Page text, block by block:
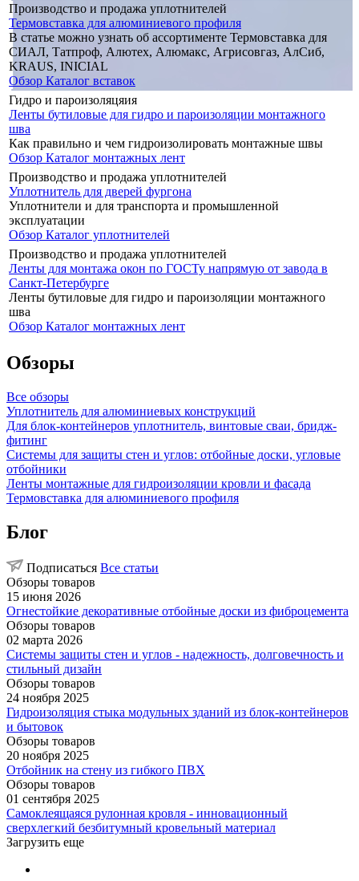
Производство и продажа уплотнителей
Термовставка для алюминиевого профиля
В статье можно узнать об ассортименте Термовставка для
СИАЛ, Татпроф, Алютех, Алюмакс, Агрисовгаз, АлСиб,
KRAUS, INICIAL
Обзор Каталог вставок
Гидро и пароизоляцяия
Ленты бутиловые для гидро и пароизоляции монтажного
шва
Как правильно и чем гидроизолировать монтажные швы
Обзор Каталог монтажных лент
Производство и продажа уплотнителей
Уплотнитель для дверей фургона
Уплотнители и для транспорта и промышленной
эксплуатации
Обзор Каталог уплотнителей
Производство и продажа уплотнителей
Ленты для монтажа окон по ГОСТу напрямую от завода в
Санкт-Петербурге
Ленты бутиловые для гидро и пароизоляции монтажного
шва
Обзор Каталог монтажных лент
Обзоры
Все обзоры
Уплотнитель для алюминиевых конструкций
Для блок-контейнеров уплотнитель, винтовые сваи, бридж-
фитинг
Системы для защиты стен и углов: отбойные доски, угловые
отбойники
Ленты монтажные для гидроизоляции кровли и фасада
Термовставка для алюминиевого профиля
Блог
Подписаться Все статьи
Обзоры товаров
15 июня 2026
Огнестойкие декоративные отбойные доски из фиброцемента
Обзоры товаров
02 марта 2026
Системы защиты стен и углов - надежность, долговечность и
стильный дизайн
Обзоры товаров
24 ноября 2025
Гидроизоляция стыка модульных зданий из блок-контейнеров
и бытовок
Обзоры товаров
20 ноября 2025
Отбойник на стену из гибкого ПВХ
Обзоры товаров
01 сентября 2025
Самоклеящаяся рулонная кровля - инновационный
сверхлегкий безбитумный кровельный материал
Загрузить еще